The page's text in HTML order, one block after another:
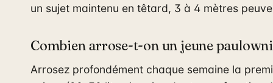
un sujet maintenu en têtard, 3 à 4 mètres
Combien arrose-t-on un jeune
Arrosez profondément chaque semaine la